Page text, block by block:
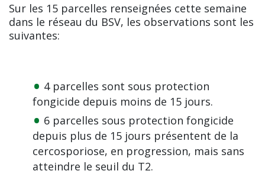
Sur les 15 parcelles renseignées cette semaine
dans le réseau du BSV, les observations sont les
suivantes:
4 parcelles sont sous protection
fongicide depuis moins de 15 jours.
6 parcelles sous protection fongicide
depuis plus de 15 jours présentent de la
cercosporiose, en progression, mais sans
atteindre le seuil du T2.